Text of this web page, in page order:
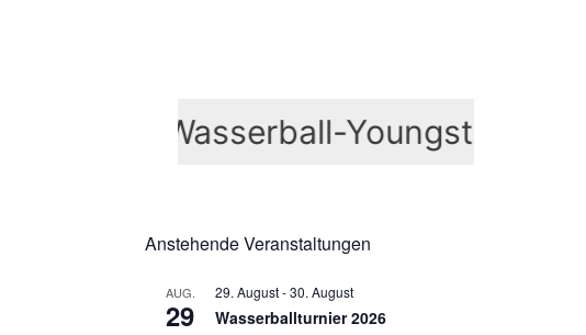
n
c
:
Wasserball-Youngster
Anstehende Veranstaltungen
AUG.
29
29. August-30. August
Wasserballturnier 2026